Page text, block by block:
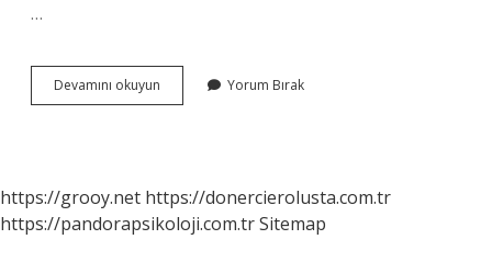
…
Devamını okuyun
Çivisi
Yorum Bırak
https://grooy.net https://donercierolusta.com.tr
https://pandorapsikoloji.com.trSitemap